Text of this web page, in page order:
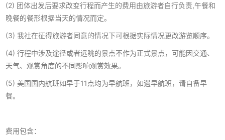
(2) 团体出发后要求改变行程而产生的费用由旅游者自行负责,午餐和
晚餐的餐形根据当天的情况而定。
(3) 我社在征得旅游者同意的情况下可根据实际情况更改游览顺序。
(4) 行程中涉及途径或者远眺的景点不作为正式景点，可能因交通、
天气、观赏角度的不同影响观赏效果。
(5) 美国国内航班如早于11点均为早航班，如遇早航班，请自备早
餐。
费用包含：